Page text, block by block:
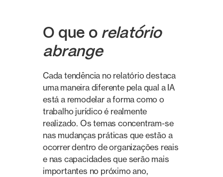
O que o relatório
abrange
Cada tendência no relatório destaca
uma maneira diferente pela qual a IA
está a remodelar a forma como o
trabalho jurídico é realmente
realizado. Os temas concentram-se
nas mudanças práticas que estão a
ocorrer dentro de organizações reais
e nas capacidades que serão mais
importantes no próximo ano,